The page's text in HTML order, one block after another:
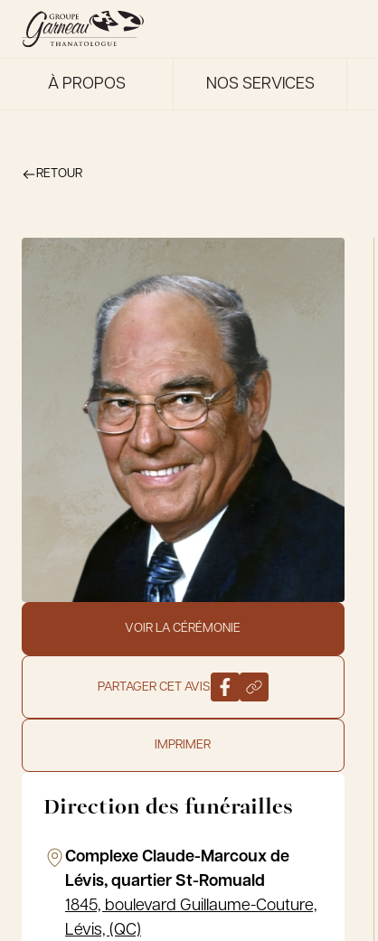
À PROPOS NOS SERVICES
RETOUR
VOIR LA CÉRÉMONIE
PARTAGER CET AVIS
IMPRIMER
Direction des funérailles
Complexe Claude-Marcoux de
Lévis, quartier St-Romuald
1845, boulevard Guillaume-Couture,
Lévis, (QC)